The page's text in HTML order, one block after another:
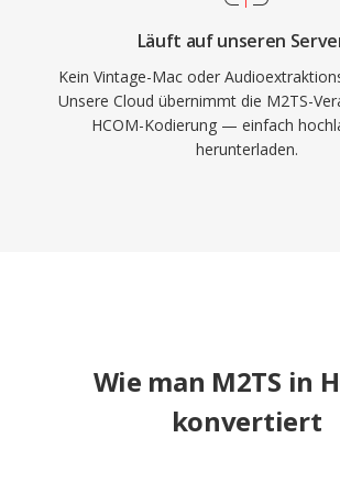
Läuft auf unseren
Kein Vintage-Mac oder
Unsere Cloud übernimmt die M2TS-
HCOM-Kodierung — einfach
herunterladen.
Wie man M2TS in
konvertiert